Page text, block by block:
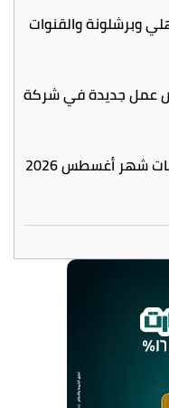
وبرشلونة والقنوات
الكهرباء 2026.. فرص عمل جديدة في شركة
بعد بيان المالية.. موعد صرف مرتبات شهر أغسطس 2026